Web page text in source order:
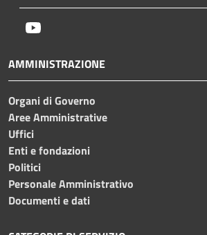
AMMINISTRAZIONE
Organi di Governo
Aree Amministrative
Uffici
Enti e fondazioni
Politici
Personale Amministrativo
Documenti e dati